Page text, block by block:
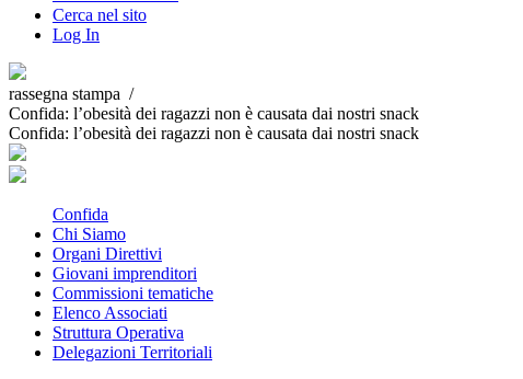
Cerca nel sito
Log In
rassegna stampa /
Confida: l’obesità dei ragazzi non è causata dai nostri snack
Confida: l’obesità dei ragazzi non è causata dai nostri snack
Confida
Chi Siamo
Organi Direttivi
Giovani imprenditori
Commissioni tematiche
Elenco Associati
Struttura Operativa
Delegazioni Territoriali